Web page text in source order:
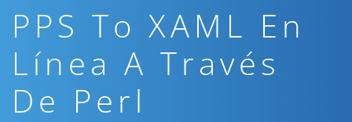
PPS To XAML En
Línea A Través
De Perl